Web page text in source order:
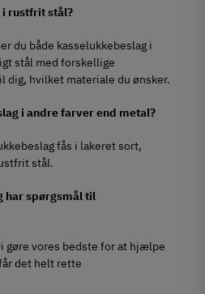
i rustfrit stål?
du både kasselukkebeslag i
stål med forskellige
dig, hvilket materiale du ønsker.
i andre farver end metal?
fås i lakeret sort,
stål.
har spørgsmål til
gøre vores bedste for at hjælpe
det helt rette